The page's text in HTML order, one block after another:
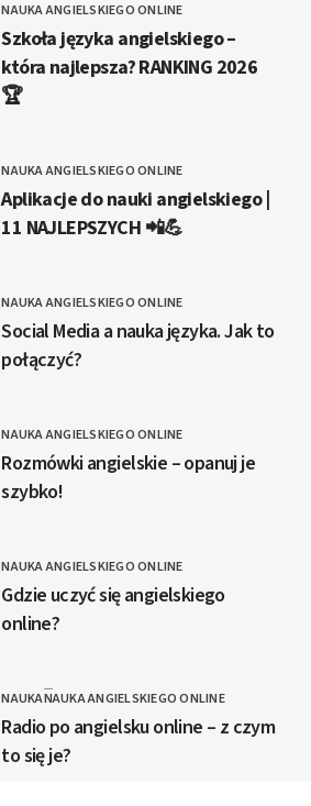
KATEGORIE
NAUKA ANGIELSKIEGO ONLINE
Szkoła języka angielskiego –
która najlepsza? RANKING 2026
🏆
KATEGORIE
NAUKA ANGIELSKIEGO ONLINE
Aplikacje do nauki angielskiego |
11 NAJLEPSZYCH 📲💪
KATEGORIE
NAUKA ANGIELSKIEGO ONLINE
Social Media a nauka języka. Jak to
połączyć?
KATEGORIE
NAUKA ANGIELSKIEGO ONLINE
Rozmówki angielskie – opanuj je
szybko!
KATEGORIE
NAUKA ANGIELSKIEGO ONLINE
Gdzie uczyć się angielskiego
online?
KATEGORIE
NAUKANAUKA ANGIELSKIEGO ONLINE
Radio po angielsku online – z czym
to się je?